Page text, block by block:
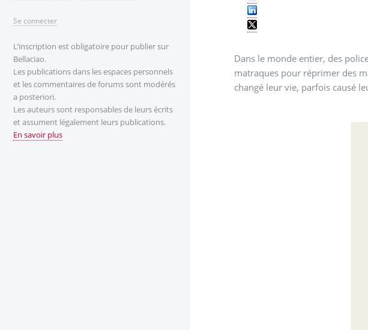
Dans le monde entier, des
matraques pour réprimer des
changé leur vie, parfois causé
Se connecter
L’inscription est obligatoire pour publier sur
Bellaciao.
Les publications dans les espaces personnels
et les commentaires de forums sont modérés
a posteriori.
Les auteurs sont responsables de leurs écrits
et assument légalement leurs publications.
En savoir plus